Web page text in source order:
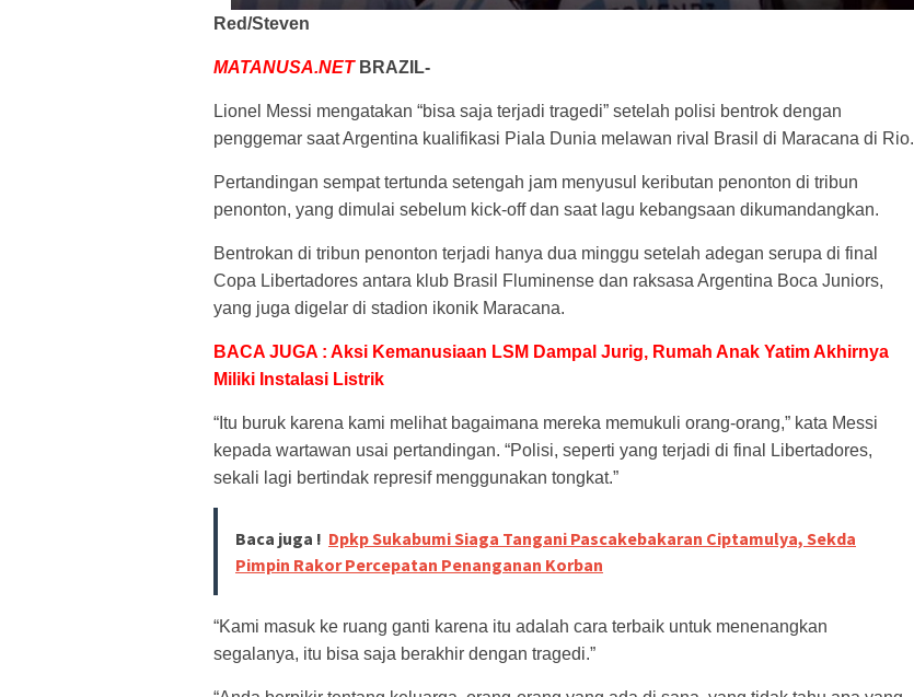
Red/Steven
MATANUSA.NETBRAZIL-
Lionel Messi mengatakan “bisa saja terjadi tragedi” setelah polisi bentrok dengan
penggemar saat Argentina kualifikasi Piala Dunia melawan rival Brasil di Maracana di Rio.
Pertandingan sempat tertunda setengah jam menyusul keributan penonton di tribun
penonton, yang dimulai sebelum kick-off dan saat lagu kebangsaan dikumandangkan.
Bentrokan di tribun penonton terjadi hanya dua minggu setelah adegan serupa di final
Copa Libertadores antara klub Brasil Fluminense dan raksasa Argentina Boca Juniors,
yang juga digelar di stadion ikonik Maracana.
BACA JUGA : Aksi Kemanusiaan LSM Dampal Jurig, Rumah Anak Yatim Akhirnya
Miliki Instalasi Listrik
“Itu buruk karena kami melihat bagaimana mereka memukuli orang-orang,” kata Messi
kepada wartawan usai pertandingan. “Polisi, seperti yang terjadi di final Libertadores,
sekali lagi bertindak represif menggunakan tongkat.”
Baca juga ! Dpkp Sukabumi Siaga Tangani Pascakebakaran Ciptamulya, Sekda
Pimpin Rakor Percepatan Penanganan Korban
“Kami masuk ke ruang ganti karena itu adalah cara terbaik untuk menenangkan
segalanya, itu bisa saja berakhir dengan tragedi.”